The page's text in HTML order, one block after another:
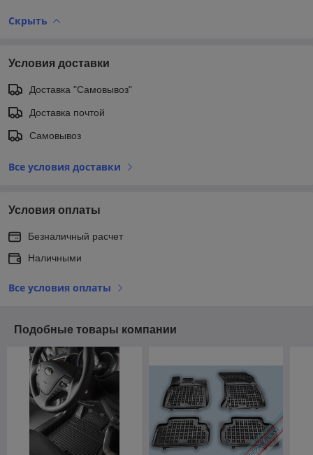
Скрыть
Условия доставки
Доставка "Самовывоз"
Доставка почтой
Самовывоз
Все условия доставки
Условия оплаты
Безналичный расчет
Наличными
Все условия оплаты
Подобные товары компании